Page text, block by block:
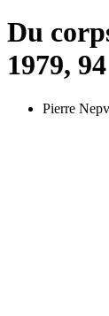
Du
1979,
Pierre